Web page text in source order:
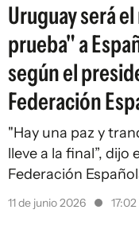
Uruguay será
prueba" a
según el
Federación
"Hay una paz y
lleve a la final”, dijo
Federación
11 de junio 2026 17:02